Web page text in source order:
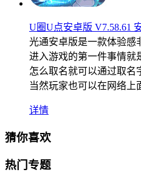
U圈U点安卓版 V7.58.61
光通安卓版是一款体验感
进入游戏的第一件事情就
怎么取名就可以通过取名
当然玩家也可以在网络上
详情
猜你喜欢
热门专题